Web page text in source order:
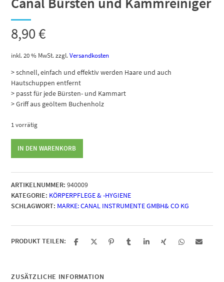
8,90€
inkl. 20 % MwSt. zzgl.Versandkosten
> schnell, einfach und effektiv werden Haare und auch
Hautschuppen entfernt
> passt für jede Bürsten- und Kammart
> Griff aus geöltem Buchenholz
1 vorrätig
Kammreiniger
Menge
IN DEN WARENKORB
ARTIKELNUMMER: 940009
KATEGORIE: KÖRPERPFLEGE & -HYGIENE
SCHLAGWORT: MARKE: CANAL INSTRUMENTE GMBH& CO KG
PRODUKT TEILEN:
ZUSÄTZLICHE INFORMATION